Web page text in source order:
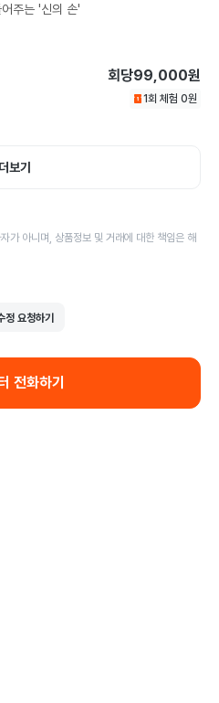
주는 '신의 손'
회당99,000원
1회 체험 0원
더보기
가 아니며, 상품정보 및 거래에 대한 책임은 해
정 요청하기
전화하기